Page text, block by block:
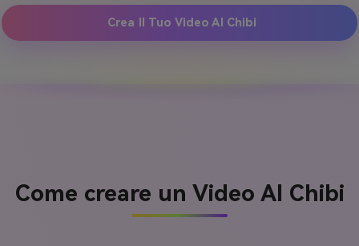
Crea Il Tuo Video AI Chibi
Come creare un Video AI Chibi